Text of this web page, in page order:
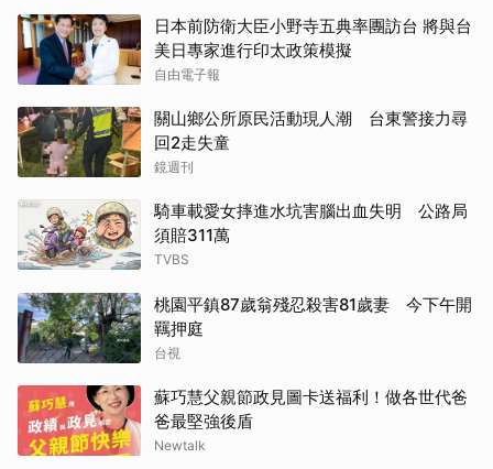
日本前防衛大臣小野寺五典率團訪台 將與台
美日專家進行印太政策模擬
自由電子報
關山鄉公所原民活動現人潮 台東警接力尋
回2走失童
鏡週刊
騎車載愛女摔進水坑害腦出血失明 公路局
須賠311萬
TVBS
桃園平鎮87歲翁殘忍殺害81歲妻 今下午開
羈押庭
台視
蘇巧慧父親節政見圖卡送福利！做各世代爸
爸最堅強後盾
Newtalk